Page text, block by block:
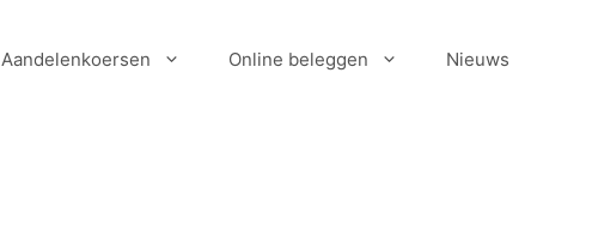
Aandelenkoersen Online beleggen Nieuws